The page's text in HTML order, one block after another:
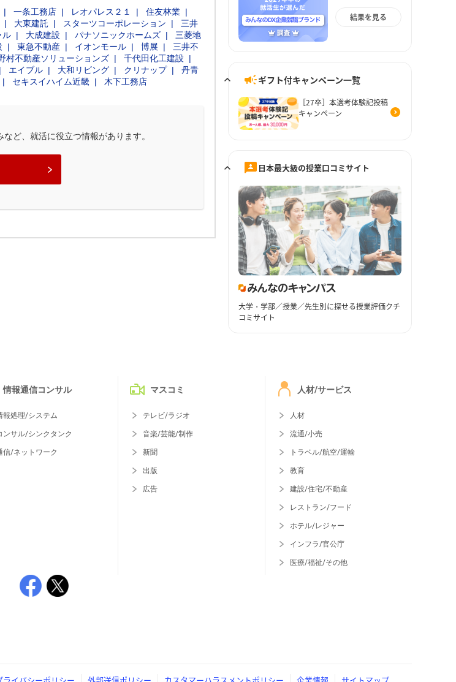
一条工務店 レオパレス２１
住友林業
大東建託 スターツコーポレーション
三井
ル 大成建設 パナソニックホームズ
三菱地
東急不動産 イオンモール 博展
三井不
村不動産ソリューションズ
千代田化工建設
エイブル 大和リビング クリナップ
丹青
セキスイハイム近畿 木下工務店
ど、就活に役立つ情報があります。
結果を見る
ギフト付キャンペーン一覧
［27卒］本選考体験記投稿
キャンペーン
日本最大級の授業口コミサイト
大学・学部／授業／先生別に探せる授業評価クチ
コミサイト
情報通信コンサル
報処理/システム
ンサル/シンクタンク
信/ネットワーク
マスコミ
テレビ/ラジオ
音楽/芸能/制作
新聞
出版
広告
人材/サービス
人材
流通/小売
トラベル/航空/運輸
教育
建設/住宅/不動産
レストラン/フード
ホテル/レジャー
インフラ/官公庁
医療/福祉/その他